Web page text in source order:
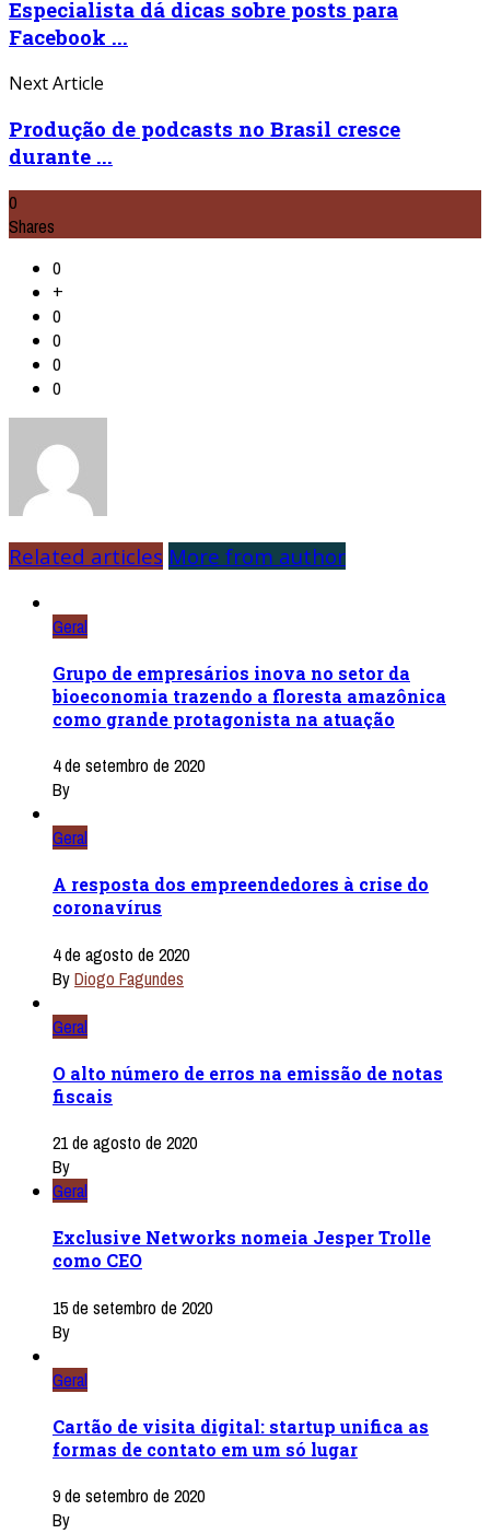
Especialista dá dicas sobre posts para
Facebook ...
Next Article
Produção de podcasts no Brasil cresce
durante ...
0
Shares
0
+
0
0
0
0
Related articles More from author
Geral
Grupo de empresários inova no setor da
bioeconomia trazendo a floresta amazônica
como grande protagonista na atuação
4 de setembro de 2020
By
Geral
A resposta dos empreendedores à crise do
coronavírus
4 de agosto de 2020
ByDiogo Fagundes
Geral
O alto número de erros na emissão de notas
fiscais
21 de agosto de 2020
By
Geral
Exclusive Networks nomeia Jesper Trolle
como CEO
15 de setembro de 2020
By
Geral
Cartão de visita digital: startup unifica as
formas de contato em um só lugar
9 de setembro de 2020
By